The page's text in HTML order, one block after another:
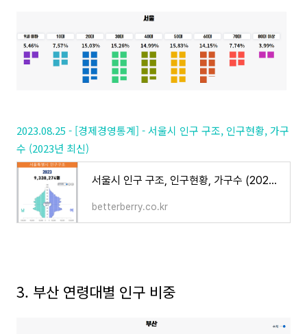
2023.08.25 - [경제경영통계] - 서울시 인구 구조, 인구현황, 가구
수 (2023년 최신)
서울시 인구 구조, 인구현황, 가구수 (2023년 최신)
betterberry.co.kr
3. 부산 연령대별 인구 비중